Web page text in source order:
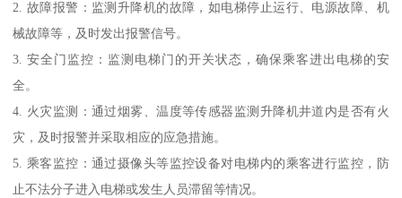
2. 故障报警：监测升降机的故障，如电梯停止运行、电源故障、机
械故障等，及时发出报警信号。
3. 安全门监控：监测电梯门的开关状态，确保乘客进出电梯的安
全。
4. 火灾监测：通过烟雾、温度等传感器监测升降机井道内是否有火
灾，及时报警并采取相应的应急措施。
5. 乘客监控：通过摄像头等监控设备对电梯内的乘客进行监控，防
止不法分子进入电梯或发生人员滞留等情况。